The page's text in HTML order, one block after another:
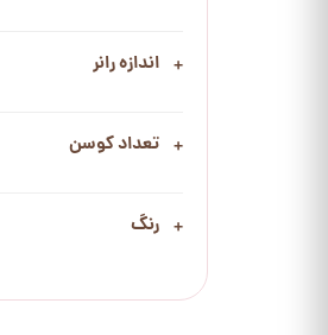
اندازه رانر
تعداد کوسن
رنگ